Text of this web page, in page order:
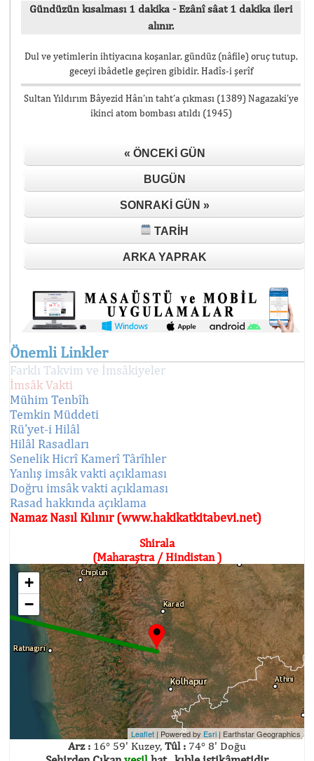
Gündüzün kısalması 1 dakika - Ezânî sâat 1 dakika ileri
alınır.
Dul ve yetimlerin ihtiyacına koşanlar, gündüz (nâfile) oruç tutup,
geceyi ibâdetle geçiren gibidir. Hadîs-i şerîf
Sultan Yıldırım Bâyezid Hân’ın taht’a çıkması (1389) Nagazaki’ye
ikinci atom bombası atıldı (1945)
« ÖNCEKI GÜN
BUGÜN
SONRAKI GÜN »
TARIH
ARKA YAPRAK
Önemli Linkler
Farklı Takvim ve İmsâkiyeler
İmsâk Vakti
Mühim Tenbîh
Temkin Müddeti
Rü'yet-i Hilâl
Hilâl Rasadları
Senelik Hicrî Kamerî Târîhler
Yanlış imsâk vakti açıklaması
Doğru imsâk vakti açıklaması
Rasad hakkında açıklama
Namaz Nasıl Kılınır (www.hakikatkitabevi.net)
Shirala
(Maharaştra / Hindistan )
+
−
Leaflet | Powered by Esri | Earthstar Geographics
Arz : 16° 59' Kuzey, Tûl : 74° 8' Doğu